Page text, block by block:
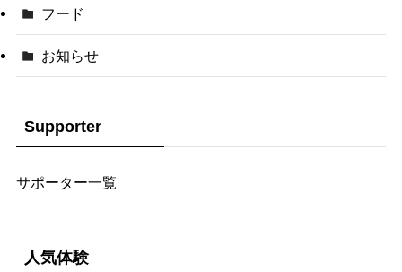
フード
お知らせ
Supporter
サポーター一覧
人気体験